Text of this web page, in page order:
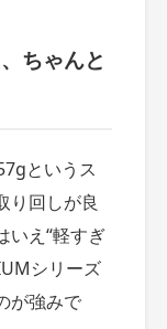
ちゃんと
というス
り回しが良
いえ“軽すぎ
シリーズ
が強みで